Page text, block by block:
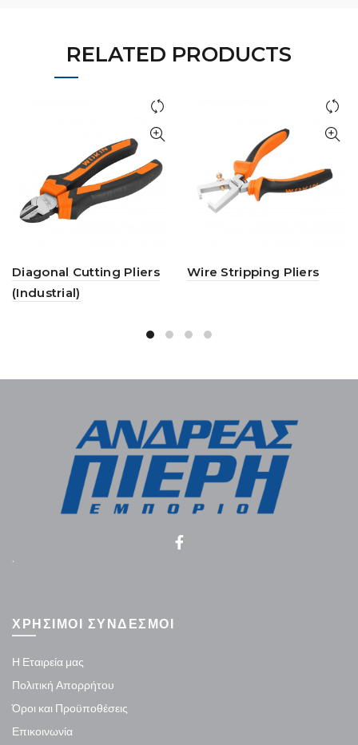
RELATED PRODUCTS
Diagonal Cutting Pliers
(Industrial)
Wire Stripping Pliers
.
ΧΡΗΣΙΜΟΙ ΣΥΝΔΕΣΜΟΙ
Η Εταιρεία μας
Πολιτική Απορρήτου
Όροι και Προϋποθέσεις
Επικοινωνία